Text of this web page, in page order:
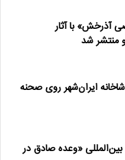
آذرخش» با آثار
منتشر شد
ایران‌شهر روی صحنه
«وعده صادق در